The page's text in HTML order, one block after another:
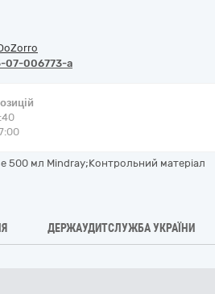
07-006773-a
500 мл Mindray;Контрольний матеріал
ДЕРЖАУДИТСЛУЖБА УКРАЇНИ